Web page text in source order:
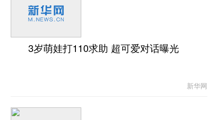
3岁萌娃打110求助 超可爱对话曝光
新华网